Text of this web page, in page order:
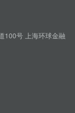
100号 上海环球金融